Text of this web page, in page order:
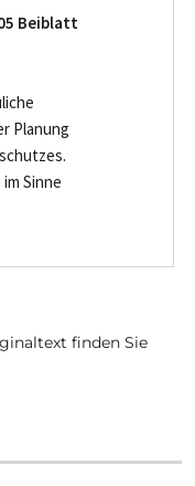
Beiblatt
Planung
Sinne
finden Sie